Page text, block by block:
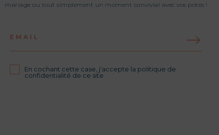
mariage ou tout simplement un moment convivial avec vos potes !
EMAIL
En cochant cette case, j'accepte la politique de
confidentialité de ce site